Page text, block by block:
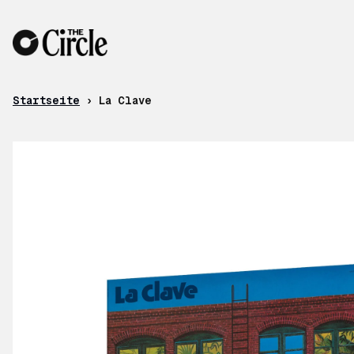
Startseite › La Clave